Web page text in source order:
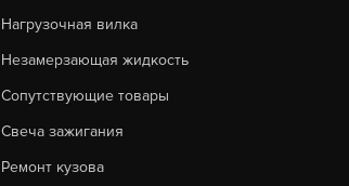
Нагрузочная вилка
Незамерзающая жидкость
Сопутствующие товары
Свеча зажигания
Ремонт кузова